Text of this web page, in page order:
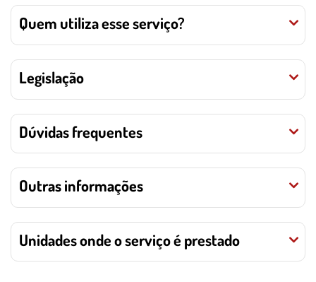
Quem utiliza esse serviço?
Legislação
Dúvidas frequentes
Outras informações
Unidades onde o serviço é prestado